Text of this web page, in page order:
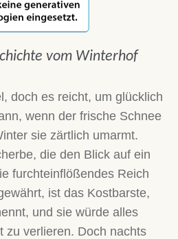
vom Winterhof
doch es reicht, um glücklich
wenn der frische Schnee
sie zärtlich umarmt.
die den Blick auf ein
furchteinflößendes Reich
ist das Kostbarste,
und sie würde alles
zu verlieren. Doch nachts